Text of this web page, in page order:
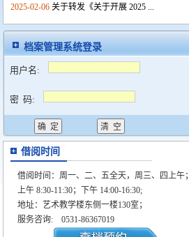
2025-02-06 关于转发《关于开展 2025 ...
档案管理系统登录
用户名:
密 码:
借阅时间
借阅时间： 周一、二、五全天，周三、四上午；
上午 8:30-11:30；下午 14:00-16:30;
地址： 艺术教学楼东侧一楼130室；
服务咨询: 0531-86367019